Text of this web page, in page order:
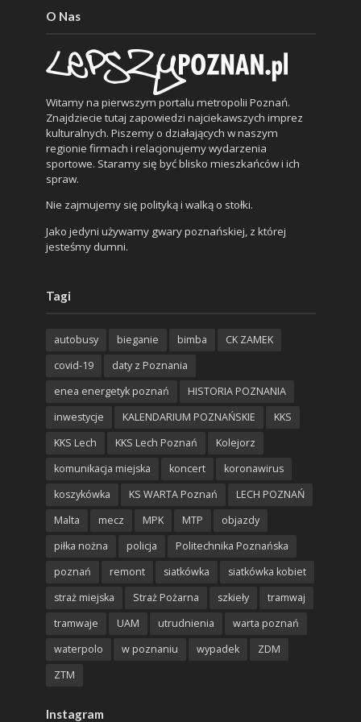
O Nas
Witamy na pierwszym portalu metropolii Poznań.
Znajdziecie tutaj zapowiedzi najciekawszych imprez
kulturalnych. Piszemy o działających w naszym
regionie firmach i relacjonujemy wydarzenia
sportowe. Staramy się być blisko mieszkańców i ich
spraw.
Nie zajmujemy się polityką i walką o stołki.
Jako jedyni używamy gwary poznańskiej, z której
jesteśmy dumni.
Tagi
autobusy bieganie bimba
CK ZAMEK
covid-19
daty z Poznania
enea energetyk poznań
HISTORIA POZNANIA
inwestycje
KALENDARIUM POZNAŃSKIE
KKS
KKS Lech
KKS Lech Poznań
Kolejorz
komunikacja miejska
koncert
koronawirus
koszykówka
KS WARTA Poznań
LECH POZNAŃ
Malta
mecz MPK MTP
objazdy
piłka nożna
policja
Politechnika Poznańska
poznań
remont siatkówka
siatkówka kobiet
straż miejska
Straż Pożarna szkieły
tramwaj
tramwaje
UAM utrudnienia
warta poznań
waterpolo
w poznaniu wypadek
ZDM
ZTM
Instagram